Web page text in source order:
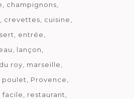
champignons
crevettes
cuisine
entrée
lançon
roy
marseille
poulet
Provence
facile
restaurant